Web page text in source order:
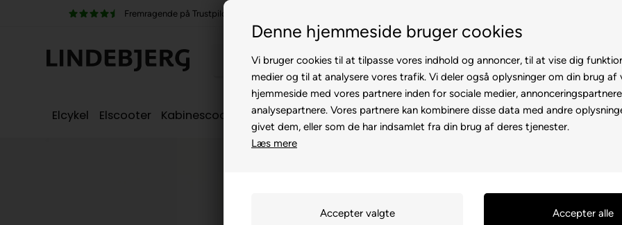
Denne hjemmeside bruger cookies
Vi bruger cookies til at tilpasse vores indhold og annoncer, til at vise dig
medier og til at analysere vores trafik. Vi deler også oplysninger om din brug af
hjemmeside med vores partnere inden for sociale medier,
analysepartnere. Vores partnere kan kombinere disse data med andre
givet dem, eller som de har indsamlet fra din brug af deres tjenester.
Læs mere
100% køreklar
Elcykel Elscooter Kabinescooter Seniorcykel Rollator Brugte Otiumstole El-kørestol
50021